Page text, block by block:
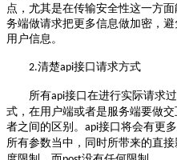
点，尤其是在传输安全性这一方
务端做请求把更多信息做加密，
用户信息。
2.清楚api接口请求方式
所有api接口在进行实际请求
式，在用户端或者是服务端要做
者之间的区别。 api接口将会有更
所有参数当中，同时所带来的直